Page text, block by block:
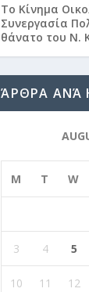
Το Κίνημα
Συνεργασία
θάνατο του Ν.
ΆΡΘΡΑ ΑΝΆ
M T W
3 4 5
10 11 12